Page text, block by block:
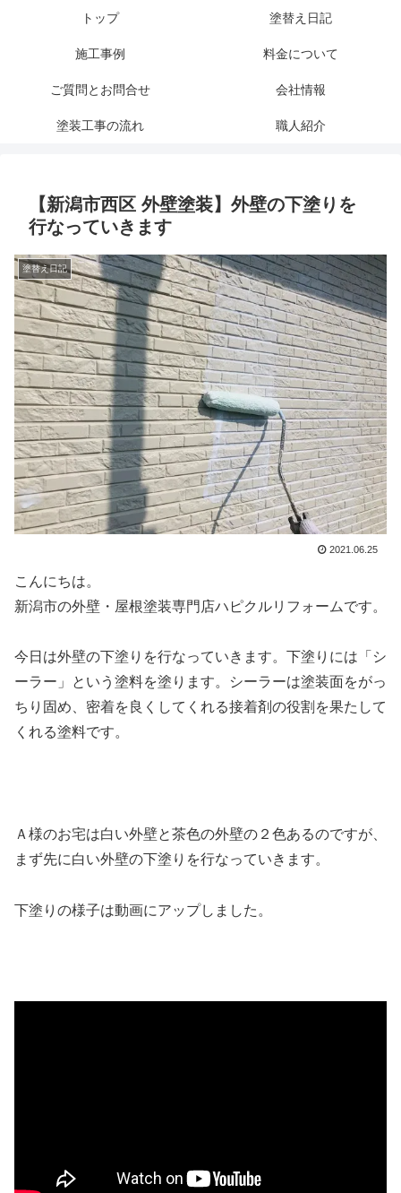
トップ 塗替え日記
施工事例 料金について
ご質問とお問合せ 会社情報
塗装工事の流れ 職人紹介
【新潟市西区 外壁塗装】外壁の下塗りを
行なっていきます
塗替え日記
2021.06.25
こんにちは。
新潟市の外壁・屋根塗装専門店ハピクルリフォームです。
今日は外壁の下塗りを行なっていきます。下塗りには「シ
ーラー」という塗料を塗ります。シーラーは塗装面をがっ
ちり固め、密着を良くしてくれる接着剤の役割を果たして
くれる塗料です。
Ａ様のお宅は白い外壁と茶色の外壁の２色あるのですが、
まず先に白い外壁の下塗りを行なっていきます。
下塗りの様子は動画にアップしました。